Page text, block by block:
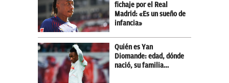
fichaje por el Real
Madrid: «Es un sueño de
infancia»
Quién es Yan
Diomande: edad, dónde
nació, su familia…